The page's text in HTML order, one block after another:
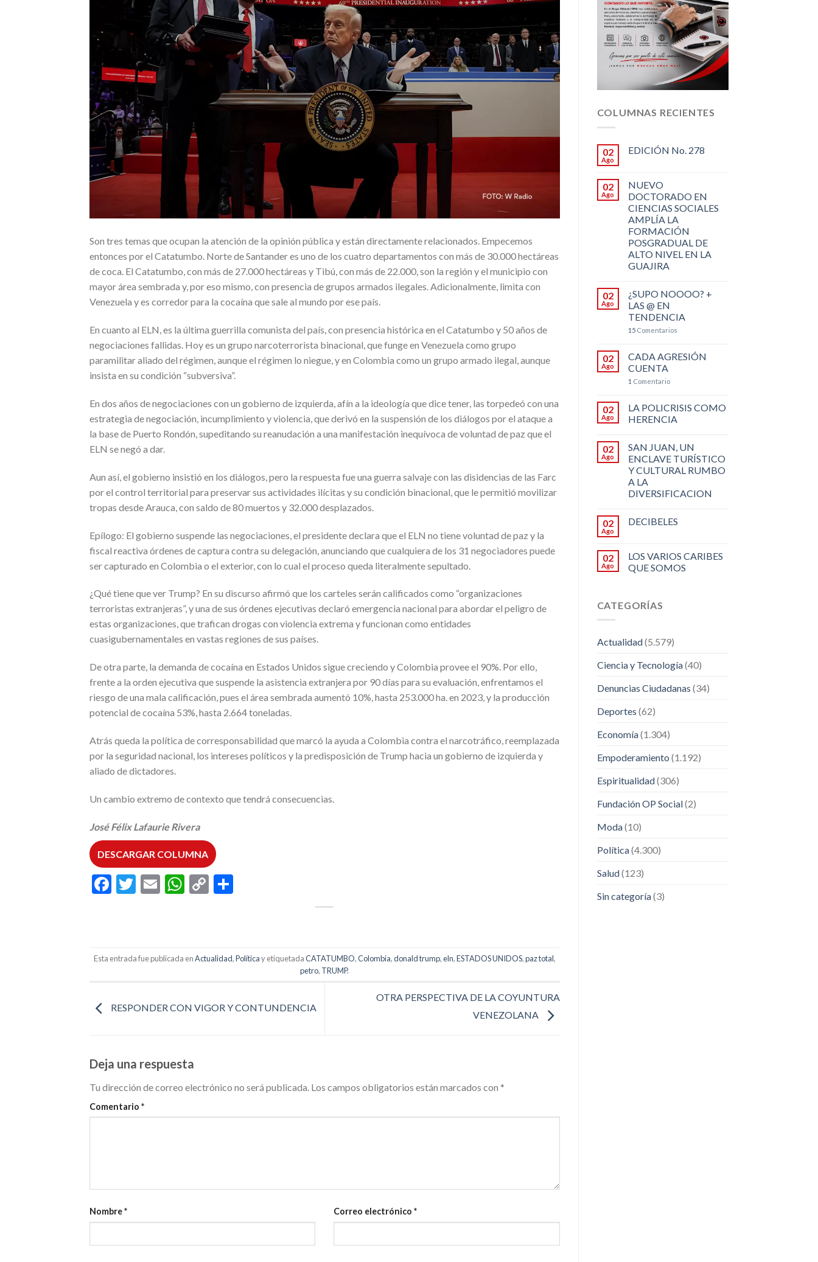
Son tres temas que ocupan la atención de la opinión pública y están directamente relacionados. Empecemos
entonces por el Catatumbo. Norte de Santander es uno de los cuatro departamentos con más de 30.000 hectáreas
de coca. El Catatumbo, con más de 27.000 hectáreas y Tibú, con más de 22.000, son la región y el municipio con
mayor área sembrada y, por eso mismo, con presencia de grupos armados ilegales. Adicionalmente, limita con
Venezuela y es corredor para la cocaína que sale al mundo por ese país.
En cuanto al ELN, es la última guerrilla comunista del país, con presencia histórica en el Catatumbo y 50 años de
negociaciones fallidas. Hoy es un grupo narcoterrorista binacional, que funge en Venezuela como grupo
paramilitar aliado del régimen, aunque el régimen lo niegue, y en Colombia como un grupo armado ilegal, aunque
insista en su condición “subversiva”.
En dos años de negociaciones con un gobierno de izquierda, afín a la ideología que dice tener, las torpedeó con una
estrategia de negociación, incumplimiento y violencia, que derivó en la suspensión de los diálogos por el ataque a
la base de Puerto Rondón, supeditando su reanudación a una manifestación inequívoca de voluntad de paz que el
ELN se negó a dar.
Aun así, el gobierno insistió en los diálogos, pero la respuesta fue una guerra salvaje con las disidencias de las Farc
por el control territorial para preservar sus actividades ilícitas y su condición binacional, que le permitió movilizar
tropas desde Arauca, con saldo de 80 muertos y 32.000 desplazados.
Epílogo: El gobierno suspende las negociaciones, el presidente declara que el ELN no tiene voluntad de paz y la
fiscal reactiva órdenes de captura contra su delegación, anunciando que cualquiera de los 31 negociadores puede
ser capturado en Colombia o el exterior, con lo cual el proceso queda literalmente sepultado.
¿Qué tiene que ver Trump? En su discurso afirmó que los carteles serán calificados como “organizaciones
terroristas extranjeras”, y una de sus órdenes ejecutivas declaró emergencia nacional para abordar el peligro de
estas organizaciones, que trafican drogas con violencia extrema y funcionan como entidades
cuasigubernamentales en vastas regiones de sus países.
De otra parte, la demanda de cocaína en Estados Unidos sigue creciendo y Colombia provee el 90%. Por ello,
frente a la orden ejecutiva que suspende la asistencia extranjera por 90 días para su evaluación, enfrentamos el
riesgo de una mala calificación, pues el área sembrada aumentó 10%, hasta 253.000 ha. en 2023, y la producción
potencial de cocaína 53%, hasta 2.664 toneladas.
Atrás queda la política de corresponsabilidad que marcó la ayuda a Colombia contra el narcotráfico, reemplazada
por la seguridad nacional, los intereses políticos y la predisposición de Trump hacia un gobierno de izquierda y
aliado de dictadores.
Un cambio extremo de contexto que tendrá consecuencias.
José Félix Lafaurie Rivera
DESCARGAR COLUMNA
Facebook
Twitter
EmailWhatsApp
Copy
Esta entrada fue publicada enActualidad,Políticay etiquetadaCATATUMBO,Colombia,donald trump,eln,ESTADOS UNIDOS,paz total,
petro, TRUMP.
RESPONDER CON VIGOR Y CONTUNDENCIA
OTRA PERSPECTIVA DE LA COYUNTURA
VENEZOLANA
Deja una respuesta
Tu dirección de correo electrónico no será publicada. Los campos obligatorios están marcados con *
Comentario *
Nombre* Correo electrónico*
COLUMNAS RECIENTES
02
Ago
EDICIÓN No. 278
02
Ago
NUEVO
DOCTORADO EN
CIENCIAS SOCIALES
AMPLÍA LA
FORMACIÓN
POSGRADUAL DE
ALTO NIVEL EN LA
GUAJIRA
02
Ago
¿SUPO NOOOO? +
LAS @ EN
TENDENCIA
15Comentarios
02
Ago
CADA AGRESIÓN
CUENTA
1 Comentario
02
Ago
LA POLICRISIS COMO
HERENCIA
02
Ago
SAN JUAN, UN
ENCLAVE TURÍSTICO
Y CULTURAL RUMBO
A LA
DIVERSIFICACION
02
Ago
DECIBELES
02
Ago
LOS VARIOS CARIBES
QUE SOMOS
CATEGORÍAS
Actualidad(5.579)
Ciencia y Tecnología(40)
Denuncias Ciudadanas (34)
Deportes (62)
Economía(1.304)
Empoderamiento (1.192)
Espiritualidad(306)
Fundación OP Social(2)
Moda(10)
Política(4.300)
Salud(123)
Sin categoría(3)